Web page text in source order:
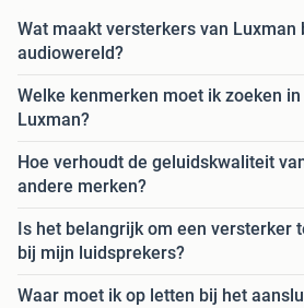
Wat maakt versterkers van Luxman
audiowereld?
Welke kenmerken moet ik zoeken
Luxman?
Hoe verhoudt de geluidskwaliteit
andere merken?
Is het belangrijk om een versterker
bij mijn luidsprekers?
Waar moet ik op letten bij het